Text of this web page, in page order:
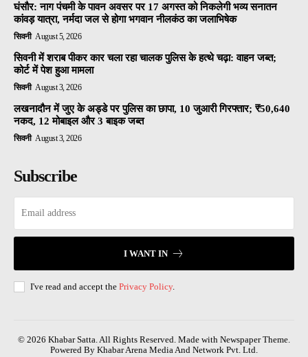
घंसौर: नाग पंचमी के पावन अवसर पर 17 अगस्त को निकलेगी भव्य सनातन
कांवड़ यात्रा, नर्मदा जल से होगा भगवान नीलकंठ का जलाभिषेक
सिवनी August 5, 2026
सिवनी में शराब पीकर कार चला रहा चालक पुलिस के हत्थे चढ़ा: वाहन जब्त;
कोर्ट में पेश हुआ मामला
सिवनी August 3, 2026
लखनादौन में जुए के अड्डे पर पुलिस का छापा, 10 जुआरी गिरफ्तार; ₹50,640
नकद, 12 मोबाइल और 3 बाइक जब्त
सिवनी August 3, 2026
Subscribe
I WANT IN
I've read and accept the Privacy Policy.
© 2026 Khabar Satta. All Rights Reserved. Made with Newspaper Theme.
Powered By Khabar Arena Media And Network Pvt. Ltd.